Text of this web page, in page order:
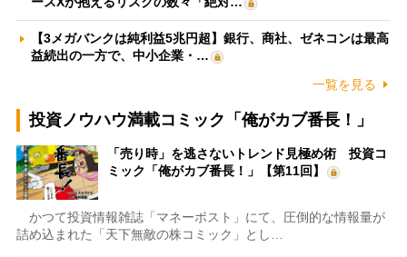
【3メガバンクは純利益5兆円超】銀行、商社、ゼネコンは最高
益続出の一方で、中小企業・…
一覧を見る
投資ノウハウ満載コミック「俺がカブ番長！」
「売り時」を逃さないトレンド見極め術 投資コ
ミック「俺がカブ番長！」【第11回】
かつて投資情報雑誌「マネーポスト」にて、圧倒的な情報量が
詰め込まれた「天下無敵の株コミック」とし…